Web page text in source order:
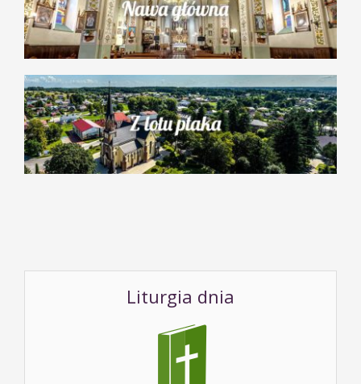
Liturgia dnia